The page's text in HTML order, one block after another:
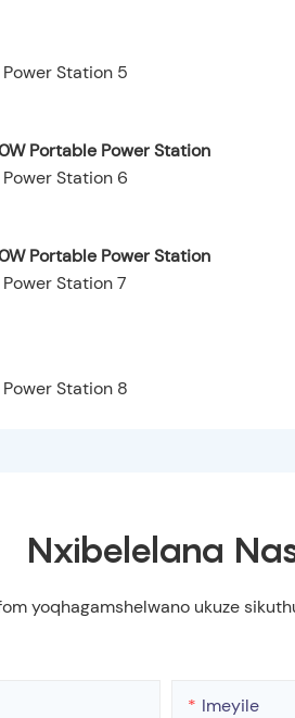
Portable Power Station
Portable Power Station
Nxibelelana
yoqhagamshelwano ukuze
Imeyile